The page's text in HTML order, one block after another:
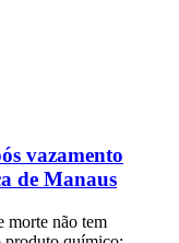
vazamento
de Manaus
morte não tem